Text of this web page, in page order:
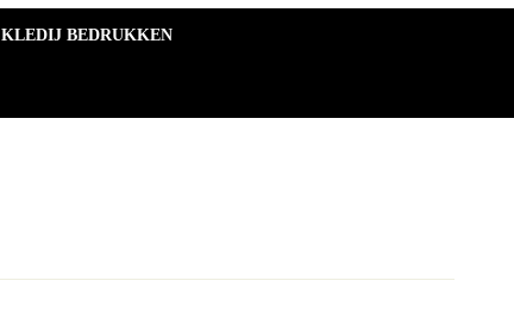
KLEDIJ BEDRUKKEN